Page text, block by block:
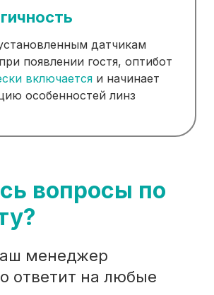
датчикам
появлении гостя, оптибот
включается и начинает
особенностей линз
вопросы по
менеджер
ответит на любые